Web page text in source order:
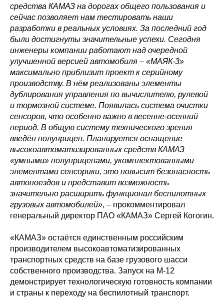
средства КАМАЗ на дорогах общего пользования и
сейчас позволяет нам тестировать наши
разработки в реальных условиях. За последний год
были достигнуты значительные успехи. Сегодня
инженеры компании работают над очередной
улучшенной версией автомобиля – «МАЯК-3»
максимально приблизит проект к серийному
производству. В нём реализованы элементы
дублирования управления по вычислителю, рулевой
и тормозной системе. Появилась система очистки
сенсоров, что особенно важно в весенне-осенний
период. В общую систему технического зрения
введён полуприцеп. Планируется оснащение
высокоавтоматизированных средств КАМАЗ
«умными» полуприцепами, укомплектованными
элементами сенсорики, это повысит безопасность
автопоездов и представит возможность
значительно расширить функционал беспилотных
грузовых автомобилей», – прокомментировал
генеральный директор ПАО «КАМАЗ» Сергей Когогин.
«КАМАЗ» остаётся единственным российским
производителем высокоавтоматизированных
транспортных средств на базе грузового шасси
собственного производства. Запуск на М-12
демонстрирует технологическую готовность компании
и страны к переходу на беспилотный транспорт.